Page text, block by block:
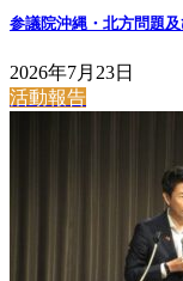
参議院沖縄・北方問題
2026年7月23日
活動報告